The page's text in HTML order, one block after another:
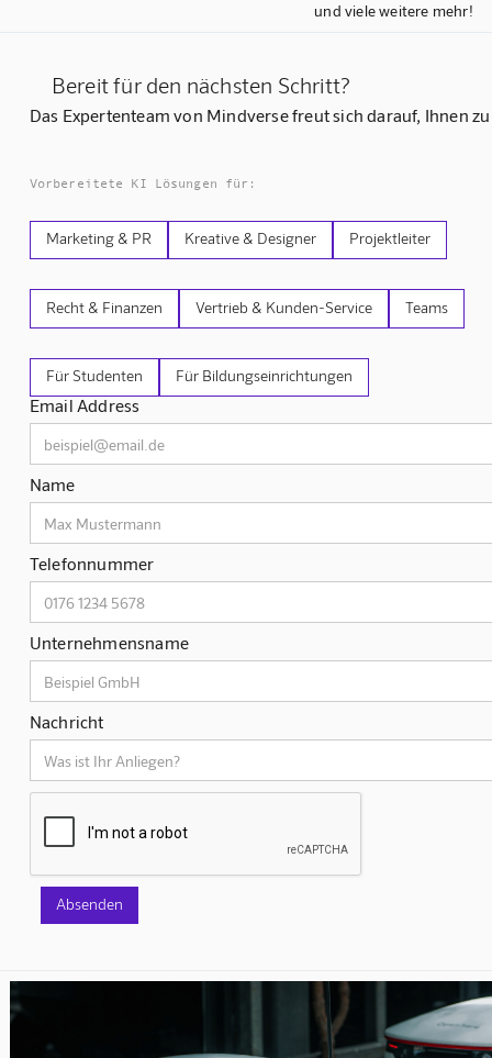
und viele weitere mehr!
Bereit für den nächsten Schritt?
Das Expertenteam von Mindverse freut sich darauf, Ihnen
Vorbereitete KI Lösungen für:
Marketing & PR Kreative & Designer Projektleiter
Recht & Finanzen Vertrieb & Kunden-Service Teams
Für Studenten Für Bildungseinrichtungen
Email Address
Name
Telefonnummer
Unternehmensname
Nachricht